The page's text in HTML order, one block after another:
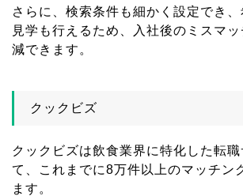
さらに、検索条件も細かく設定でき
見学も行えるため、入社後のミスマ
減できます。
クックビズ
クックビズは飲食業界に特化した転
て、これまでに8万件以上のマッチン
ます。